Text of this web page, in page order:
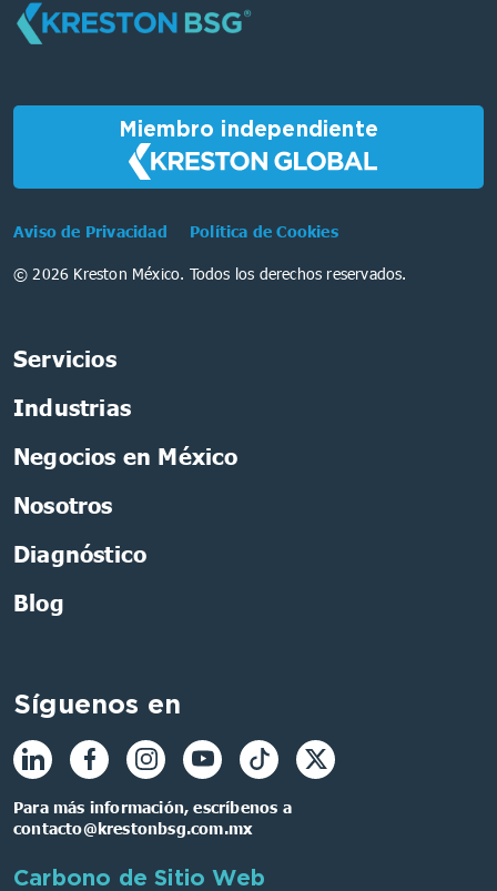
Miembro independiente
Aviso de Privacidad Política de Cookies
© 2026 Kreston México. Todos los derechos reservados.
Servicios
Industrias
Negocios en México
Nosotros
Diagnóstico
Blog
Síguenos en
Para más información, escríbenos a
contacto@krestonbsg.com.mx
Carbono de Sitio Web